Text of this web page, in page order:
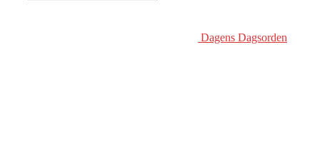
Dagens Dagsorden